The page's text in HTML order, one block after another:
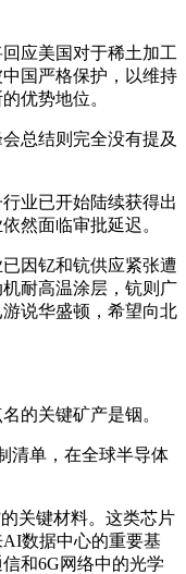
应美国对于稀土加工
国严格保护，以维持
优势地位。
总结则完全没有提及
业已开始陆续获得出
然面临审批延迟。
因钇和钪供应紧张遭
耐高温涂层，钪则广
说华盛顿，希望向北
的关键矿产是铟。
清单，在全球半导体
关键材料。这类芯片
数据中心的重要基
和6G网络中的光学